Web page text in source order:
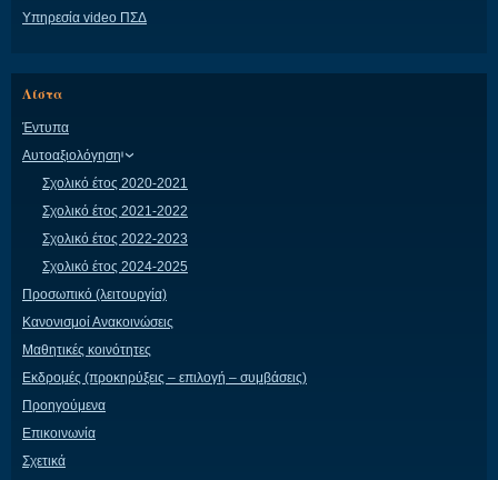
Υπηρεσία video ΠΣΔ
Λίστα
Έντυπα
Αυτοαξιολόγηση
Σχολικό έτος 2020-2021
Σχολικό έτος 2021-2022
Σχολικό έτος 2022-2023
Σχολικό έτος 2024-2025
Προσωπικό (λειτουργία)
Κανονισμοί Ανακοινώσεις
Μαθητικές κοινότητες
Εκδρομές (προκηρύξεις – επιλογή – συμβάσεις)
Προηγούμενα
Επικοινωνία
Σχετικά